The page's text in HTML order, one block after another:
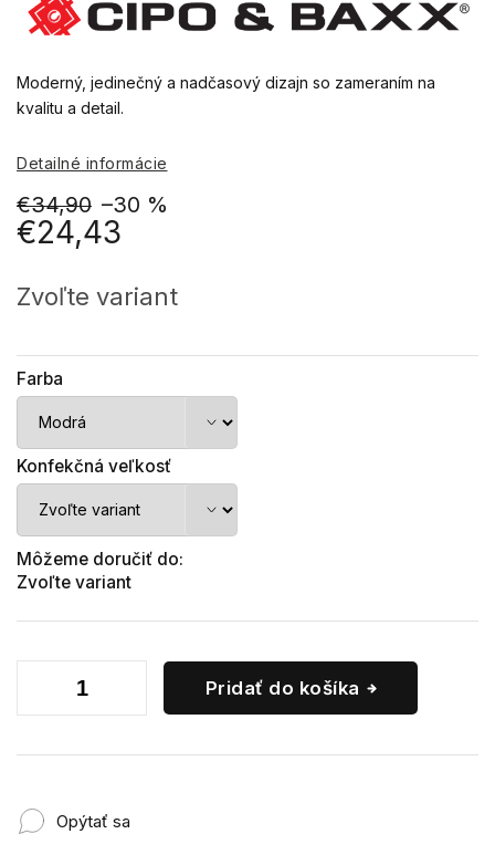
€34,90 –30 %
€24,43
cena:
Zvoľte variant
Farba
Konfekčná veľkosť
Môžeme doručiť do:
Zvoľte variant
Pridať do košíka
Moderný, jedinečný a nadčasový dizajn so zameraním na
kvalitu a detail.
Detailné informácie
Opýtať sa